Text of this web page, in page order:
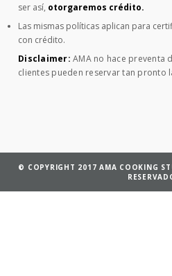
ser así, otorgaremos crédito.
Las mismas políticas aplican para
con crédito.
Disclaimer: AMA no hace preventa
clientes pueden reservar tan pronto
© COPYRIGHT 2017 AMA COOKING